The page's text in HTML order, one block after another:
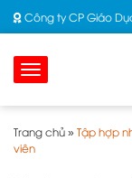
Công ty CP Giáo
Trang chủ»Tập hợp
viên